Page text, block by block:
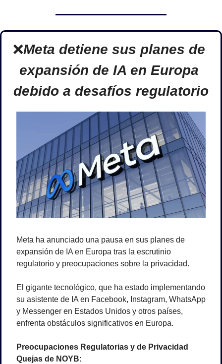
❌Meta detiene sus planes de
expansión de IA en Europa
debido a desafíos regulatorio
Meta ha anunciado una pausa en sus planes de
expansión de IA en Europa tras la escrutinio
regulatorio y preocupaciones sobre la privacidad.
El gigante tecnológico, que ha estado implementando
su asistente de IA en Facebook, Instagram, WhatsApp
y Messenger en Estados Unidos y otros países,
enfrenta obstáculos significativos en Europa.
Preocupaciones Regulatorias y de Privacidad
Quejas de NOYB: